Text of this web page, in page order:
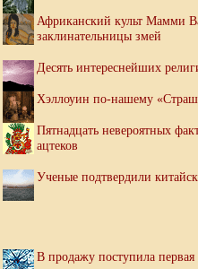
Африканский культ Мамми
заклинательницы змей
Десять интереснейших
Хэллоуин по-нашему
Пятнадцать невероятных
ацтеков
Ученые подтвердили
В продажу поступила